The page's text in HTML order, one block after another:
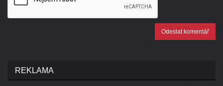
Odeslat komentář
REKLAMA